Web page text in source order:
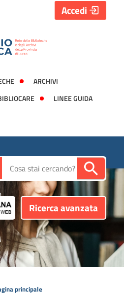
ARCHIVI
LINEE GUIDA
Accedi
Cerca su "Catalogo"
Ricerca avanzata
principale